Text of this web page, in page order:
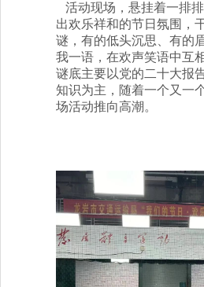
活动现场，悬挂着一排
出欢乐祥和的节日氛围，
谜，有的低头沉思、有的
我一语，在欢声笑语中互
谜底主要以党的二十大报
知识为主，随着一个又一
场活动推向高潮。